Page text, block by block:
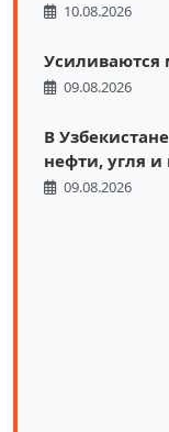
10.08.2026
Усиливаются
09.08.2026
В
нефти, угля и
09.08.2026